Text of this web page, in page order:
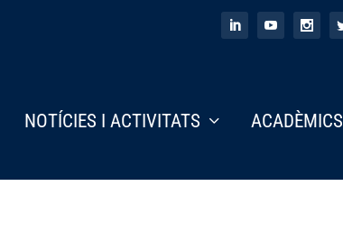
NOTÍCIES I ACTIVITATS ACADÈMICS